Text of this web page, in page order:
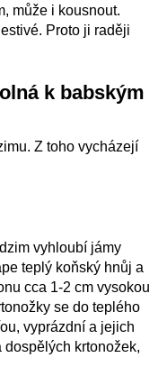
může i kousnout.
Proto ji raději
k babským
Z toho vycházejí
vyhloubí jámy
teplý koňský hnůj a
cca 1-2 cm vysokou
se do teplého
vyprázdní a jejich
dospělých krtonožek,